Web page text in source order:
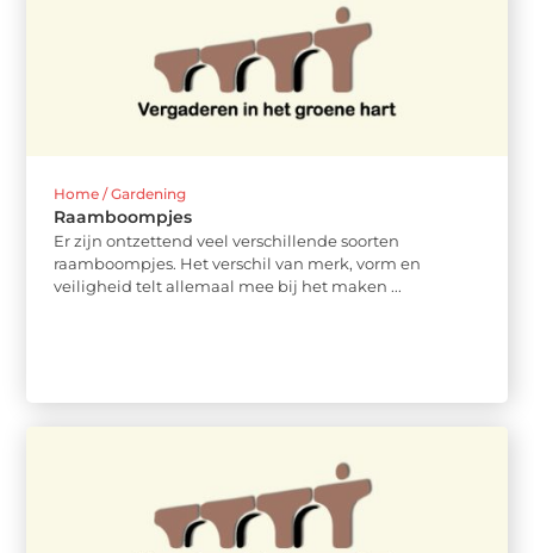
Home / Gardening
Raamboompjes
Er zijn ontzettend veel verschillende soorten
raamboompjes. Het verschil van merk, vorm en
veiligheid telt allemaal mee bij het maken ...